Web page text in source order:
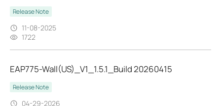
Release Note
11-08-2025
1722
EAP775-Wall(US)_V1_1.5.1_Build 20260415
Release Note
04-29-2026